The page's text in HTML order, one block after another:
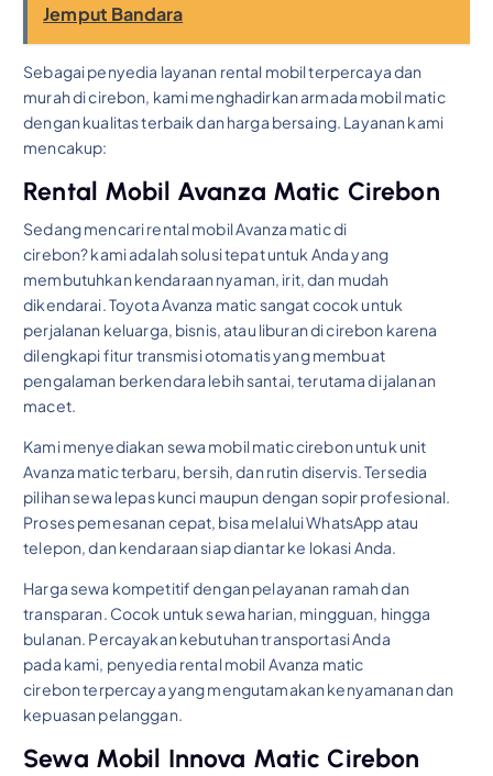
Jemput Bandara
Sebagai penyedia layanan rental mobil terpercaya dan
murah di cirebon, kami menghadirkan armada mobil matic
dengan kualitas terbaik dan harga bersaing. Layanan kami
mencakup:
Rental Mobil Avanza Matic Cirebon
Sedang mencari rental mobil Avanza matic di
cirebon? kami adalah solusi tepat untuk Anda yang
membutuhkan kendaraan nyaman, irit, dan mudah
dikendarai. Toyota Avanza matic sangat cocok untuk
perjalanan keluarga, bisnis, atau liburan di cirebon karena
dilengkapi fitur transmisi otomatis yang membuat
pengalaman berkendara lebih santai, terutama di jalanan
macet.
Kami menyediakan sewa mobil matic cirebon untuk unit
Avanza matic terbaru, bersih, dan rutin diservis. Tersedia
pilihan sewa lepas kunci maupun dengan sopir profesional.
Proses pemesanan cepat, bisa melalui WhatsApp atau
telepon, dan kendaraan siap diantar ke lokasi Anda.
Harga sewa kompetitif dengan pelayanan ramah dan
transparan. Cocok untuk sewa harian, mingguan, hingga
bulanan. Percayakan kebutuhan transportasi Anda
pada kami, penyedia rental mobil Avanza matic
cirebon terpercaya yang mengutamakan kenyamanan dan
kepuasan pelanggan.
Sewa Mobil Innova Matic Cirebon